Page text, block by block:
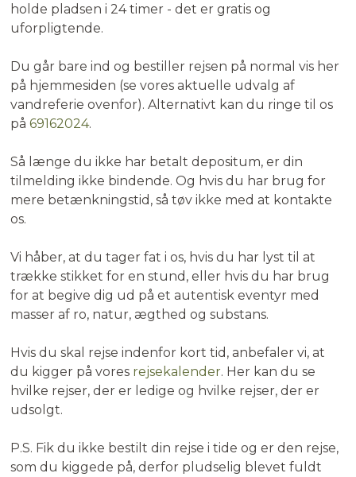
holde pladsen i 24 timer - det er gratis og
uforpligtende.
Du går bare ind og bestiller rejsen på normal vis her
på hjemmesiden (se vores aktuelle udvalg af
vandreferie ovenfor). Alternativt kan du ringe til os
på 69162024.
Så længe du ikke har betalt depositum, er din
tilmelding ikke bindende. Og hvis du har brug for
mere betænkningstid, så tøv ikke med at kontakte
os.
Vi håber, at du tager fat i os, hvis du har lyst til at
trække stikket for en stund, eller hvis du har brug
for at begive dig ud på et autentisk eventyr med
masser af ro, natur, ægthed og substans.
Hvis du skal rejse indenfor kort tid, anbefaler vi, at
du kigger på vores rejsekalender. Her kan du se
hvilke rejser, der er ledige og hvilke rejser, der er
udsolgt.
P.S. Fik du ikke bestilt din rejse i tide og er den rejse,
som du kiggede på, derfor pludselig blevet fuldt